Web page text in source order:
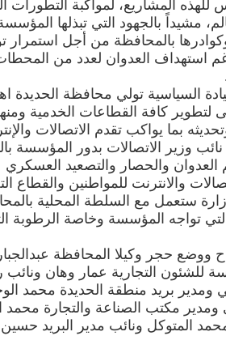
للهذه المشاريع، لمواكبة التطورات
مشيداً بالجهود التي تبذلها
بالمحافظة من أجل استمرار
استهداف العدوان لعدد من
السياسية تولي محافظة الحديدة
لتطوير كافة القطاعات الخدمية
بما يواكب تقدم الاتصالات
نائب وزير الاتصالات بدور المؤسسة
العدوان والحصار والتصعيد العسكري
والانترنت للمواطنين والقطاع
ستعمل مع السلطة المحلية
تواجه المؤسسة وخاصة الرطوبة
ووضع حجر وكيلا المحافظة
للشئون التجارية عمار وهان
ومدير بريد منطقة الحديدة محمد
ومدير مكتب الصناعة والتجارة
المتوكل ونائب مدير البريد